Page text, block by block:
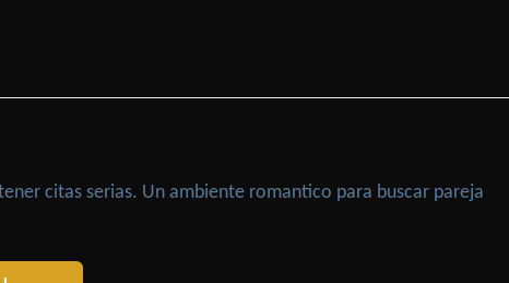
citas serias. Un ambiente romantico para buscar pareja